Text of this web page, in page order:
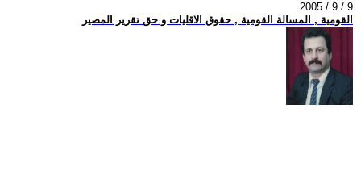
2005 / 9 / 9
القومية , المسالة القومية , حقوق الاقليات و حق تقرير المصير